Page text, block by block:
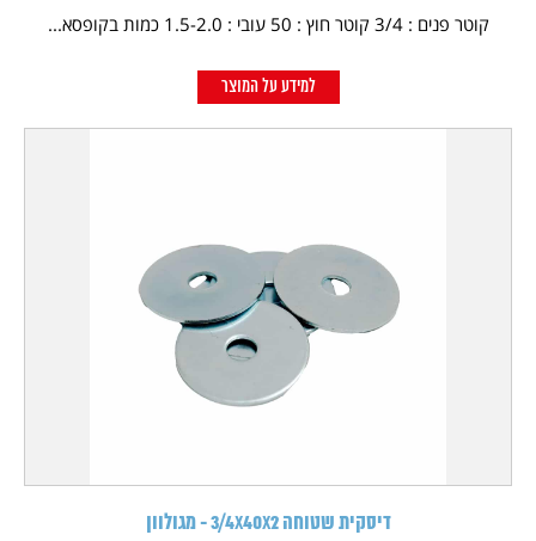
קוטר פנים : 3/4 קוטר חוץ : 50 עובי : 1.5-2.0 כמות בקופסא...
למידע על המוצר
דיסקית שטוחה 3/4X40X2 - מגולוון